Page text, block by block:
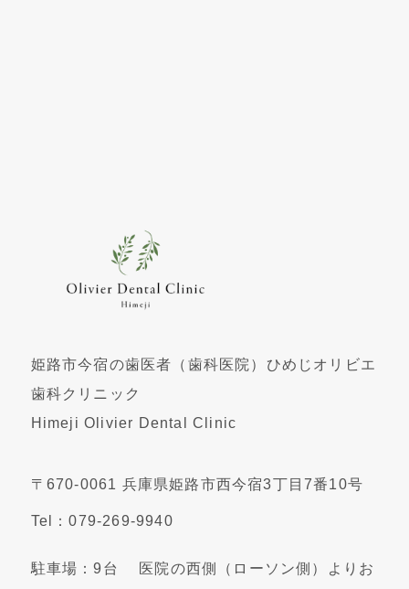
姫路市今宿の歯医者（歯科医院）ひめじオリビエ
歯科クリニック
Himeji Olivier Dental Clinic
〒670-0061 兵庫県姫路市西今宿3丁目7番10号
Tel：079-269-9940
駐車場：9台 医院の西側（ローソン側）よりお